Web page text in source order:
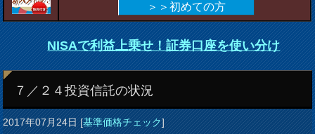
＞＞初めての方
NISAで利益上乗せ！証券口座を使い分け
７／２４投資信託の状況
2017年07月24日[基準価格チェック]